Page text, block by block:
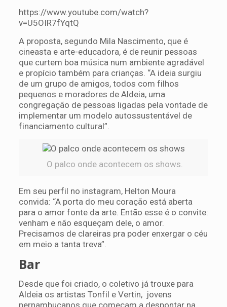
https://www.youtube.com/watch?
v=U5OIR7fYqtQ
A proposta, segundo Mila Nascimento, que é
cineasta e arte-educadora, é de reunir pessoas
que curtem boa música num ambiente agradável
e propício também para crianças. “A ideia surgiu
de um grupo de amigos, todos com filhos
pequenos e moradores de Aldeia, uma
congregação de pessoas ligadas pela vontade de
implementar um modelo autossustentável de
financiamento cultural”.
O palco onde acontecem os shows.
Em seu perfil no instagram, Helton Moura
convida: “A porta do meu coração está aberta
para o amor fonte da arte. Então esse é o convite:
venham e não esqueçam dele, o amor.
Precisamos de clareiras pra poder enxergar o céu
em meio a tanta treva”.
Bar
Desde que foi criado, o coletivo já trouxe para
Aldeia os artistas Tonfil e Vertin, jovens
pernambucanos que começam a despontar na